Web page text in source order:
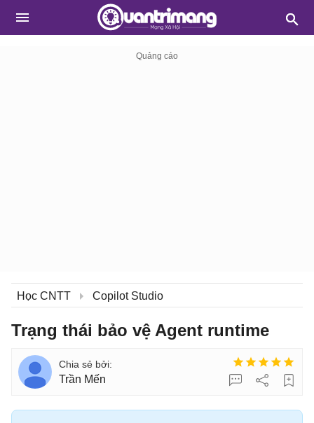
Học CNTT Copilot Studio
Trạng thái bảo vệ Agent runtime
Trần Mến